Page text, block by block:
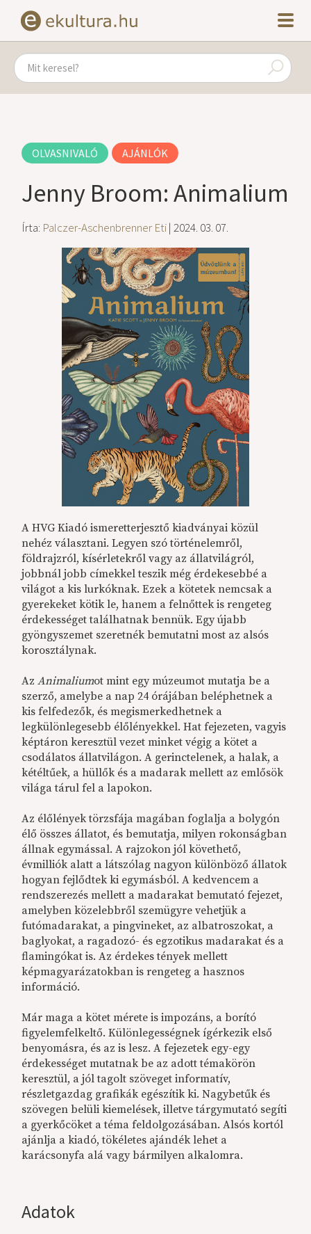
Adatok
OLVASNIVALÓ AJÁNLÓK
Jenny Broom: Animalium
Írta: Palczer-Aschenbrenner Eti| 2024. 03. 07.
A HVG Kiadó ismeretterjesztő kiadványai közül
nehéz választani. Legyen szó történelemről,
földrajzról, kísérletekről vagy az állatvilágról,
jobbnál jobb címekkel teszik még érdekesebbé a
világot a kis lurkóknak. Ezek a kötetek nemcsak a
gyerekeket kötik le, hanem a felnőttek is rengeteg
érdekességet találhatnak bennük. Egy újabb
gyöngyszemet szeretnék bemutatni most az alsós
korosztálynak.
AzAnimaliumot mint egy múzeumot mutatja be a
szerző, amelybe a nap 24 órájában beléphetnek a
kis felfedezők, és megismerkedhetnek a
legkülönlegesebb élőlényekkel. Hat fejezeten, vagyis
képtáron keresztül vezet minket végig a kötet a
csodálatos állatvilágon. A gerinctelenek, a halak, a
kétéltűek, a hüllők és a madarak mellett az emlősök
világa tárul fel a lapokon.
Az élőlények törzsfája magában foglalja a bolygón
élő összes állatot, és bemutatja, milyen rokonságban
állnak egymással. A rajzokon jól követhető,
évmilliók alatt a látszólag nagyon különböző állatok
hogyan fejlődtek ki egymásból. A kedvencem a
rendszerezés mellett a madarakat bemutató fejezet,
amelyben közelebbről szemügyre vehetjük a
futómadarakat, a pingvineket, az albatroszokat, a
baglyokat, a ragadozó- és egzotikus madarakat és a
flamingókat is. Az érdekes tények mellett
képmagyarázatokban is rengeteg a hasznos
információ.
Már maga a kötet mérete is impozáns, a borító
figyelemfelkeltő. Különlegességnek ígérkezik első
benyomásra, és az is lesz. A fejezetek egy-egy
érdekességet mutatnak be az adott témakörön
keresztül, a jól tagolt szöveget informatív,
részletgazdag grafikák egészítik ki. Nagybetűk és
szövegen belüli kiemelések, illetve tárgymutató segíti
a gyerkőcöket a téma feldolgozásában. Alsós kortól
ajánlja a kiadó, tökéletes ajándék lehet a
karácsonyfa alá vagy bármilyen alkalomra.